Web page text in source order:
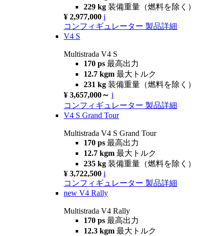
229 kg 装備重量（燃料を除く）
¥ 2,977,000 i
コンフィギュレーター 製品詳細
V4 S
Multistrada V4 S
170 ps 最高出力
12.7 kgm 最大トルク
231 kg 装備重量（燃料を除く）
¥ 3,657,000～ i
コンフィギュレーター 製品詳細
V4 S Grand Tour
Multistrada V4 S Grand Tour
170 ps 最高出力
12.7 kgm 最大トルク
235 kg 装備重量（燃料を除く）
¥ 3,722,500 i
コンフィギュレーター 製品詳細
new V4 Rally
Multistrada V4 Rally
170 ps 最高出力
12.3 kgm 最大トルク